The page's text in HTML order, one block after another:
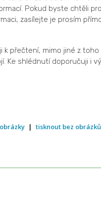
Pokud byste chtěli
zasílejte je prosím
k přečtení, mimo jiné z
Ke shlédnutí doporučuji i
| tisknout bez obrázků